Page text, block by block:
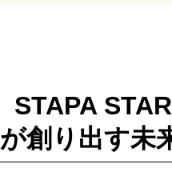
STAPA
創り出す未